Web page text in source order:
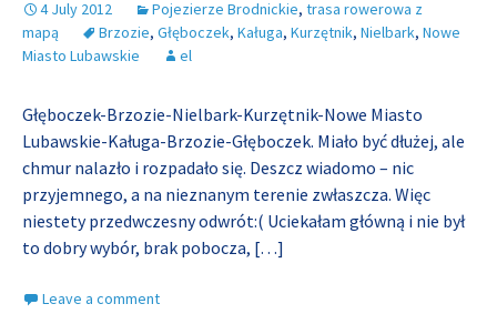
4 July 2012 Pojezierze Brodnickie, trasa rowerowa z
mapą
Brzozie, Głęboczek, Kaługa, Kurzętnik, Nielbark, Nowe
Miasto Lubawskie
el
Głęboczek-Brzozie-Nielbark-Kurzętnik-Nowe Miasto
Lubawskie-Kaługa-Brzozie-Głęboczek. Miało być dłużej, ale
chmur nalazło i rozpadało się. Deszcz wiadomo – nic
przyjemnego, a na nieznanym terenie zwłaszcza. Więc
niestety przedwczesny odwrót:( Uciekałam główną i nie był
to dobry wybór, brak pobocza, […]
Leave a comment